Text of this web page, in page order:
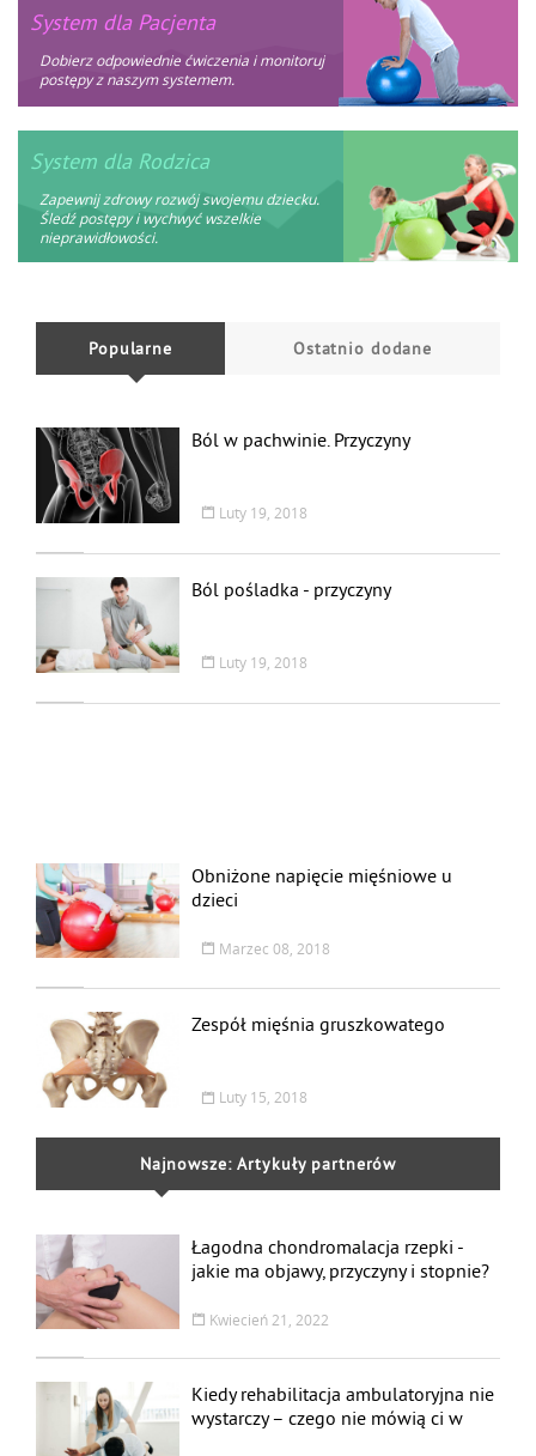
System dla Pacjenta
Dobierz odpowiednie ćwiczenia i monitoruj
postępy z naszym systemem.
System dla Rodzica
Zapewnij zdrowy rozwój swojemu dziecku.
Śledź postępy i wychwyć wszelkie
nieprawidłowości.
Popularne Ostatnio dodane
Ból w pachwinie. Przyczyny
Luty 19, 2018
Ból pośladka - przyczyny
Luty 19, 2018
Obniżone napięcie mięśniowe u
dzieci
Marzec 08, 2018
Zespół mięśnia gruszkowatego
Luty 15, 2018
Najnowsze: Artykuły partnerów
Łagodna chondromalacja rzepki -
jakie ma objawy, przyczyny i stopnie?
Kwiecień 21, 2022
Kiedy rehabilitacja ambulatoryjna nie
wystarczy – czego nie mówią ci w